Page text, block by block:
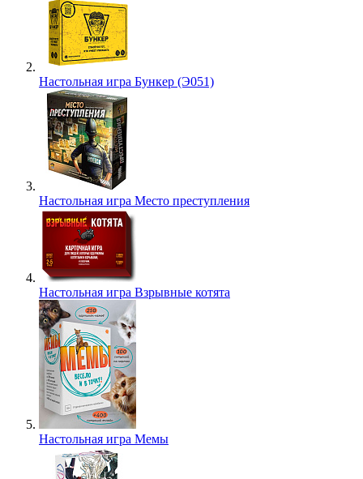
Настольная игра Бункер (Э051)
Настольная игра Место преступления
Настольная игра Взрывные котята
Настольная игра Мемы